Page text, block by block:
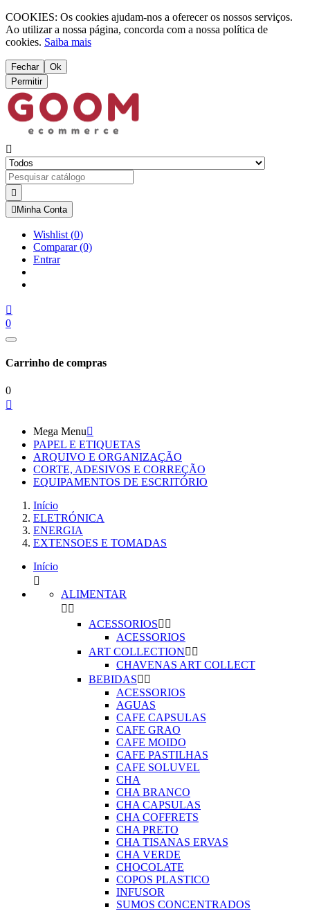
COOKIES: Os cookies ajudam-nos a oferecer os nossos serviços.
Ao utilizar a nossa página, concorda com a nossa política de
cookies. Saiba mais
Fechar
Ok
Permitir


 Minha Conta
Wishlist (0)
Comparar(0)
Entrar

0
Carrinho de compras
0

Mega Menu
PAPEL E ETIQUETAS
ARQUIVO E ORGANIZAÇÃO
CORTE, ADESIVOS E CORREÇÃO
EQUIPAMENTOS DE ESCRITÓRIO
Início
ELETRÓNICA
ENERGIA
EXTENSOES E TOMADAS
Início

ALIMENTAR
 
ACESSORIOS 
ACESSORIOS
ART COLLECTION 
CHAVENAS ART COLLECT
BEBIDAS 
ACESSORIOS
AGUAS
CAFE CAPSULAS
CAFE GRAO
CAFE MOIDO
CAFE PASTILHAS
CAFE SOLUVEL
CHA
CHA BRANCO
CHA CAPSULAS
CHA COFFRETS
CHA PRETO
CHA TISANAS ERVAS
CHA VERDE
CHOCOLATE
COPOS PLASTICO
INFUSOR
SUMOS CONCENTRADOS